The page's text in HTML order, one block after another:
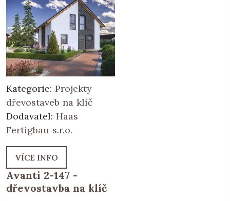
Kategorie: Projekty
dřevostaveb na klíč
Dodavatel: Haas
Fertigbau s.r.o.
VÍCE INFO
Avanti 2-147 -
dřevostavba na klíč